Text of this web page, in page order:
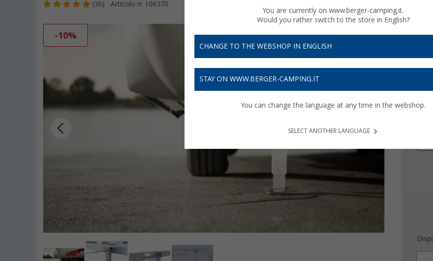
(36) Articolo n: 106370
-10% PVP
Prezzi
You are currently on www.berger-camping.it.
Would you rather switch to the store in English?
CHANGE TO THE WEBSHOP IN ENGLISH
STAY ON WWW.BERGER-CAMPING.IT
You can change the language at any time in the webshop.
SELECT ANOTHER LANGUAGE